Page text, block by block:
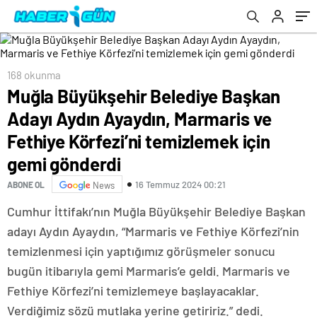
Körfezi’ni temizlemek için gemi gönderdi
168 okunma
Muğla Büyükşehir Belediye Başkan
Adayı Aydın Ayaydın, Marmaris ve
Fethiye Körfezi’ni temizlemek için
gemi gönderdi
ABONE OL News 16 Temmuz 2024 00:21
Cumhur İttifakı’nın Muğla Büyükşehir Belediye Başkan
adayı Aydın Ayaydın, “Marmaris ve Fethiye Körfezi’nin
temizlenmesi için yaptığımız görüşmeler sonucu
bugün itibarıyla gemi Marmaris’e geldi. Marmaris ve
Fethiye Körfezi’ni temizlemeye başlayacaklar.
Verdiğimiz sözü mutlaka yerine getiririz.” dedi.